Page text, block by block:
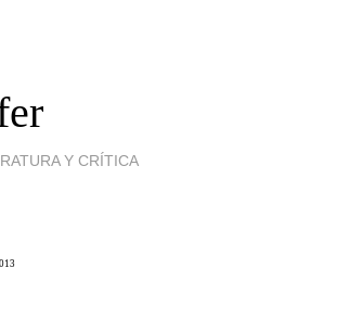
Y CRÍTICA